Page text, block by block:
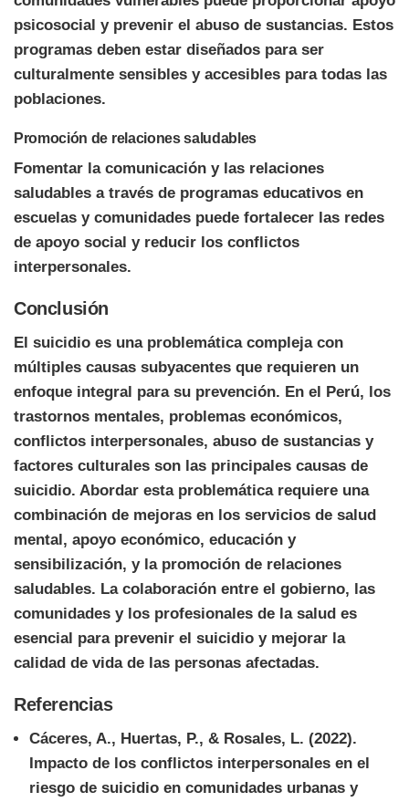
psicosocial y prevenir el abuso de sustancias. Estos
programas deben estar diseñados para ser
culturalmente sensibles y accesibles para todas las
poblaciones.
Promoción de relaciones saludables
Fomentar la comunicación y las relaciones
saludables a través de programas educativos en
escuelas y comunidades puede fortalecer las redes
de apoyo social y reducir los conflictos
interpersonales.
Conclusión
El suicidio es una problemática compleja con
múltiples causas subyacentes que requieren un
enfoque integral para su prevención. En el Perú, los
trastornos mentales, problemas económicos,
conflictos interpersonales, abuso de sustancias y
factores culturales son las principales causas de
suicidio. Abordar esta problemática requiere una
combinación de mejoras en los servicios de salud
mental, apoyo económico, educación y
sensibilización, y la promoción de relaciones
saludables. La colaboración entre el gobierno, las
comunidades y los profesionales de la salud es
esencial para prevenir el suicidio y mejorar la
calidad de vida de las personas afectadas.
Referencias
Cáceres, A., Huertas, P., & Rosales, L. (2022).
Impacto de los conflictos interpersonales en el
riesgo de suicidio en comunidades urbanas y